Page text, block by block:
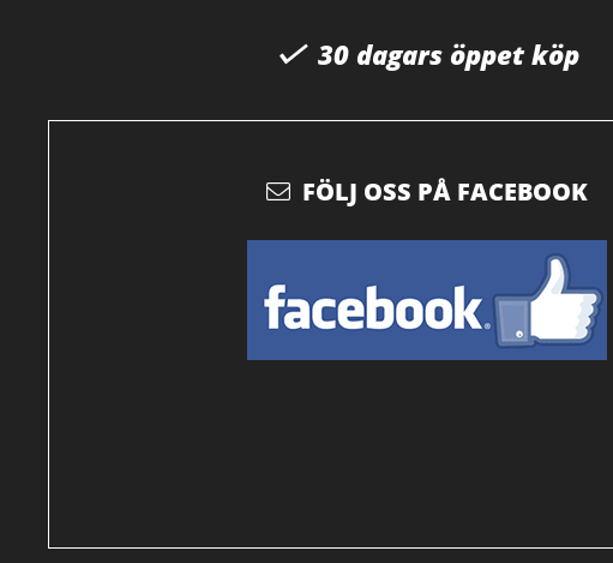
30 dagars öppet köp
FÖLJ OSS PÅ FACEBOOK